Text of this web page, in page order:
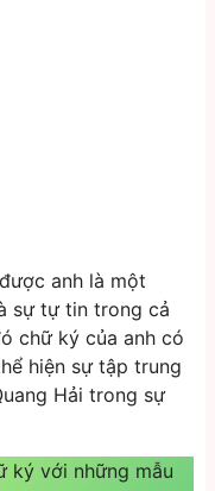
anh là một
sự tự tin trong cả
chữ ký của anh có
hiện sự tập trung
Hải trong sự
ký với những mẫu